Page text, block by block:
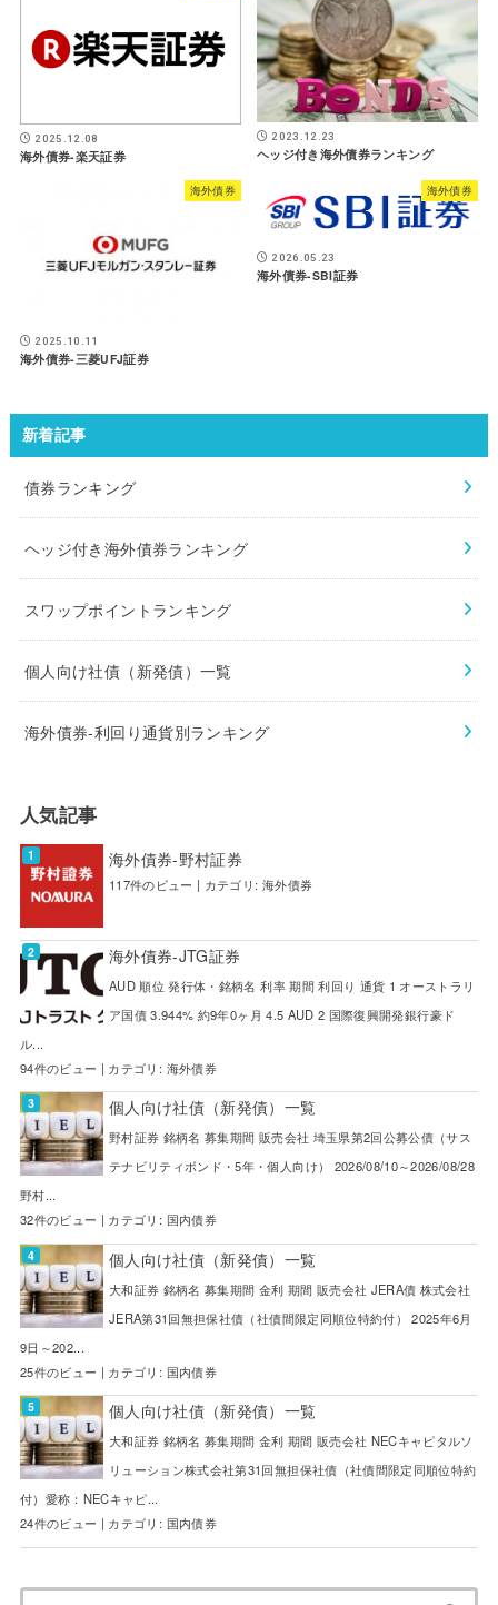
2025.12.08
海外債券-楽天証券
2023.12.23
ヘッジ付き海外債券ランキング
海外債券
2025.10.11
海外債券-三菱UFJ証券
海外債券
2026.05.23
海外債券-SBI証券
新着記事
債券ランキング
ヘッジ付き海外債券ランキング
スワップポイントランキング
個人向け社債（新発債）一覧
海外債券-利回り通貨別ランキング
人気記事
海外債券-野村証券
117件のビュー | カテゴリ: 海外債券
海外債券-JTG証券
AUD 順位 発行体・銘柄名 利率 期間 利回り 通貨 1 オーストラリ
ア国債 3.944% 約9年0ヶ月 4.5 AUD 2 国際復興開発銀行豪ド
ル...
94件のビュー | カテゴリ: 海外債券
個人向け社債（新発債）一覧
野村証券 銘柄名 募集期間 販売会社 埼玉県第2回公募公債（サス
テナビリティボンド・5年・個人向け） 2026/08/10～2026/08/28
野村...
32件のビュー | カテゴリ: 国内債券
個人向け社債（新発債）一覧
大和証券 銘柄名 募集期間 金利 期間 販売会社 JERA債 株式会社
JERA第31回無担保社債（社債間限定同順位特約付） 2025年6月
9日～202...
25件のビュー | カテゴリ: 国内債券
個人向け社債（新発債）一覧
大和証券 銘柄名 募集期間 金利 期間 販売会社 NECキャピタルソ
リューション株式会社第31回無担保社債（社債間限定同順位特約
付）愛称：NECキャピ...
24件のビュー | カテゴリ: 国内債券